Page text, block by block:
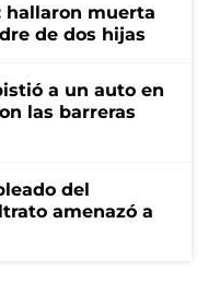
hallaron muerta
de dos hijas
a un auto en
las barreras
del
amenazó a